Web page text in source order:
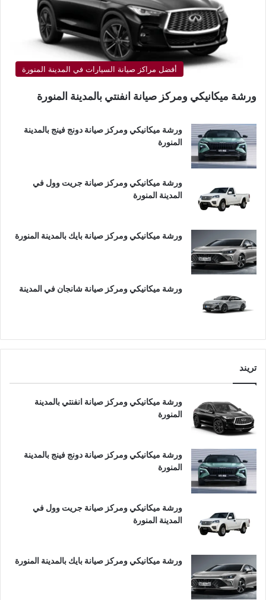
أفضل مراكز صيانة السيارات في المدينة المنورة
ورشة ميكانيكي ومركز صيانة انفنتي بالمدينة المنورة
ورشة ميكانيكي ومركز صيانة دونج فينج بالمدينة
المنورة
ورشة ميكانيكي ومركز صيانة جريت وول في
المدينة المنورة
ورشة ميكانيكي ومركز صيانة بايك بالمدينة المنورة
ورشة ميكانيكي ومركز صيانة شانجان في المدينة
تريند
ورشة ميكانيكي ومركز صيانة انفنتي بالمدينة
المنورة
ورشة ميكانيكي ومركز صيانة دونج فينج بالمدينة
المنورة
ورشة ميكانيكي ومركز صيانة جريت وول في
المدينة المنورة
ورشة ميكانيكي ومركز صيانة بايك بالمدينة المنورة